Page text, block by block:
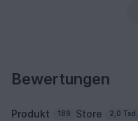
Bewertungen
Produkt 189 Store 2,0 Tsd.